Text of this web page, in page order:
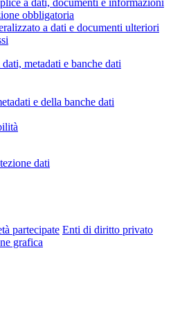
obbligatoria
a dati e documenti ulteriori
metadati e banche dati
e della banche dati
dati
partecipate Enti di diritto privato
grafica